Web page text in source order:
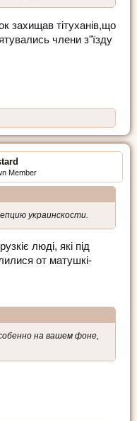
захищав тітуханів,що
члени з"їзду
Member
украинскости.
люді, які під
от матушкі-
на вашем фоне,